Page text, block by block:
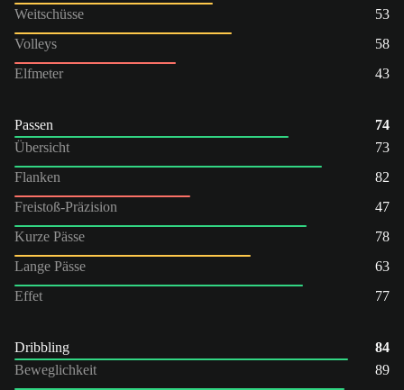
Weitschüsse
53
Volleys
58
Elfmeter
43
Passen
74
Übersicht
73
Flanken
82
Freistoß-Präzision
47
Kurze Pässe
78
Lange Pässe
63
Effet
77
Dribbling
84
Beweglichkeit
89